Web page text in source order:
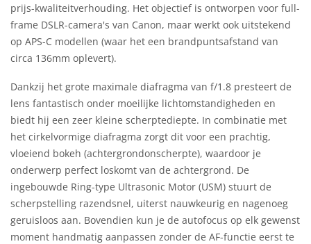
prijs-kwaliteitverhouding. Het objectief is ontworpen voor full-
frame DSLR-camera's van Canon, maar werkt ook uitstekend
op APS-C modellen (waar het een brandpuntsafstand van
circa 136mm oplevert).
Dankzij het grote maximale diafragma van f/1.8 presteert de
lens fantastisch onder moeilijke lichtomstandigheden en
biedt hij een zeer kleine scherptediepte. In combinatie met
het cirkelvormige diafragma zorgt dit voor een prachtig,
vloeiend bokeh (achtergrondonscherpte), waardoor je
onderwerp perfect loskomt van de achtergrond. De
ingebouwde Ring-type Ultrasonic Motor (USM) stuurt de
scherpstelling razendsnel, uiterst nauwkeurig en nagenoeg
geruisloos aan. Bovendien kun je de autofocus op elk gewenst
moment handmatig aanpassen zonder de AF-functie eerst te